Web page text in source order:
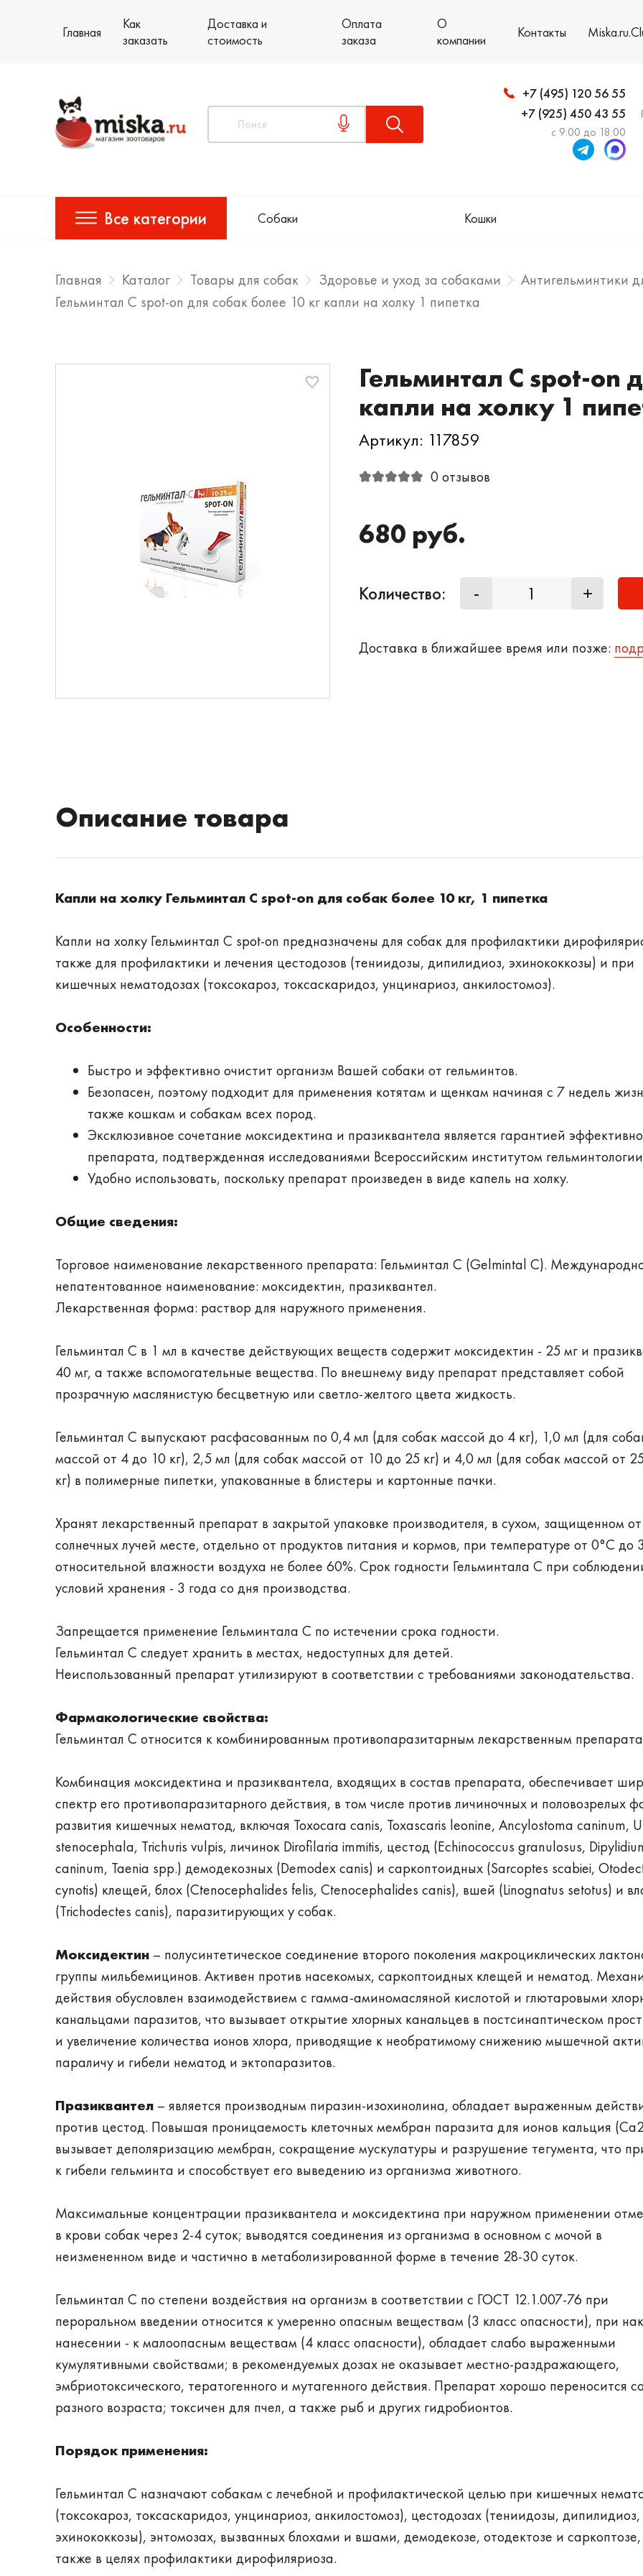
Главная
Как
заказать
Доставка и
стоимость
Оплата
заказа
О
компании
Контакты
+7 (495) 120 56 55
+7 (925) 450 43 55
с 9:00 до 18:00
Все категории Собаки Кошки
Главная Каталог Товары для собак Здоровье и уход за собаками Антигельминтики
Гельминтал С spot-on для собак более 10 кг капли на холку 1 пипетка
Гельминтал С spot-on
капли на холку 1
Артикул: 117859
0 отзывов
680 руб.
Количество: - +
Доставка в ближайшее время или позже:
Описание товара
Капли на холку Гельминтал С spot-on для собак более 10 кг, 1 пипетка
Капли на холку Гельминтал С spot-on предназначены для собак для профилактики
также для профилактики и лечения цестодозов (тениидозы, дипилидиоз, эхинококкозы) и при
кишечных нематодозах (токсокароз, токсаскаридоз, унцинариоз, анкилостомоз).
Особенности:
Быстро и эффективно очистит организм Вашей собаки от гельминтов.
Безопасен, поэтому подходит для применения котятам и щенкам начиная с 7 недель
также кошкам и собакам всех пород.
Эксклюзивное сочетание моксидектина и празиквантела является гарантией
препарата, подтвержденная исследованиями Всероссийским институтом
Удобно использовать, поскольку препарат произведен в виде капель на холку.
Общие сведения:
Торговое наименование лекарственного препарата: Гельминтал C (Gelmintal C).
непатентованное наименование: моксидектин, празиквантел.
Лекарственная форма: раствор для наружного применения.
Гельминтал С в 1 мл в качестве действующих веществ содержит моксидектин - 25 мг и
40 мг, а также вспомогательные вещества. По внешнему виду препарат представляет собой
прозрачную маслянистую бесцветную или светло-желтого цвета жидкость.
Гельминтал С выпускают расфасованным по 0,4 мл (для собак массой до 4 кг), 1,0 мл (для
массой от 4 до 10 кг), 2,5 мл (для собак массой от 10 до 25 кг) и 4,0 мл (для собак массой от
кг) в полимерные пипетки, упакованные в блистеры и картонные пачки.
Хранят лекарственный препарат в закрытой упаковке производителя, в сухом, защищенном
солнечных лучей месте, отдельно от продуктов питания и кормов, при температуре от 0°С до
относительной влажности воздуха не более 60%. Срок годности Гельминтала С при
условий хранения - 3 года со дня производства.
Запрещается применение Гельминтала С по истечении срока годности.
Гельминтал C следует хранить в местах, недоступных для детей.
Неиспользованный препарат утилизируют в соответствии с требованиями законодательства.
Фармакологические свойства:
Гельминтал С относится к комбинированным противопаразитарным лекарственным
Комбинация моксидектина и празиквантела, входящих в состав препарата, обеспечивает
спектр его противопаразитарного действия, в том числе против личиночных и половозрелых
развития кишечных нематод, включая Toxocara canis, Toxascaris leonine, Ancylostoma caninum,
stenocephala, Trichuris vulpis, личинок Dirofilaria immitis, цестод (Echinococcus granulosus,
caninum, Taenia spp.) демодекозных (Demodex canis) и саркоптоидных (Sarcoptes scabiei,
cynotis) клещей, блох (Ctenocephalides felis, Сtenocephalides canis), вшей (Linognatus setotus) и
(Trichodectes canis), паразитирующих у собак.
Моксидектин – полусинтетическое соединение второго поколения макроциклических
группы мильбемицинов. Активен против насекомых, саркоптоидных клещей и нематод.
действия обусловлен взаимодействием с гамма-аминомасляной кислотой и глютаровыми
канальцами паразитов, что вызывает открытие хлорных канальцев в постсинаптическом
и увеличение количества ионов хлора, приводящие к необратимому снижению мышечной
параличу и гибели нематод и эктопаразитов.
Празиквантел – является производным пиразин-изохинолина, обладает выраженным
против цестод. Повышая проницаемость клеточных мембран паразита для ионов кальция
вызывает деполяризацию мембран, сокращение мускулатуры и разрушение тегумента, что
к гибели гельминта и способствует его выведению из организма животного.
Максимальные концентрации празиквантела и моксидектина при наружном применении
в крови собак через 2-4 суток; выводятся соединения из организма в основном с мочой в
неизмененном виде и частично в метаболизированной форме в течение 28-30 суток.
Гельминтал С по степени воздействия на организм в соответствии с ГОСТ 12.1.007-76 при
пероральном введении относится к умеренно опасным веществам (3 класс опасности), при
нанесении - к малоопасным веществам (4 класс опасности), обладает слабо выраженными
кумулятивными свойствами; в рекомендуемых дозах не оказывает местно-раздражающего,
эмбриотоксического, тератогенного и мутагенного действия. Препарат хорошо переносится
разного возраста; токсичен для пчел, а также рыб и других гидробионтов.
Порядок применения:
Гельминтал С назначают собакам с лечебной и профилактической целью при кишечных
(токсокароз, токсаскаридоз, унцинариоз, анкилостомоз), цестодозах (тениидозы, дипилидиоз,
эхинококкозы), энтомозах, вызванных блохами и вшами, демодекозе, отодектозе и
также в целях профилактики дирофиляриоза.